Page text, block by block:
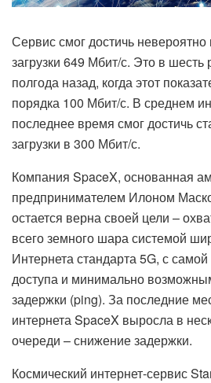
Сервис смог достичь невероятно
загрузки 649 Мбит/с. Это в
полгода назад, когда этот
порядка 100 Мбит/с. В среднем
последнее время смог достичь
загрузки в 300 Мбит/с.
Компания SpaceX, основанная
предпринимателем Илоном
остается верна своей цели –
всего земного шара системой
Интернета стандарта 5G, с
доступа и минимально
задержки (ping). За последние
интернета SpaceX выросла в
очереди – снижение задержки.
Космический интернет-сервис